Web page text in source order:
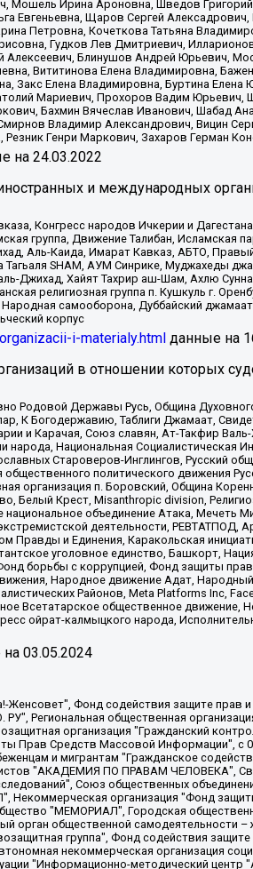
Мошель Ирина Ароновна, Шведов
Евгеньевна, Щаров Сергей
Петровна, Кочеткова Татьяна
Гудков Лев Дмитриевич,
Блинушов Андрей Юрьевич,
Вититинова Елена Владимировна,
Закс Елена Владимировна, Буртина
Мариевич, Прохоров Вадим Юрьевич,
Бахмин Вячеслав Иванович, Шабад
Владимир Александрович, Вицин
Генри Маркович, Захаров Герман
на 24.03.2022
и международных
Конгресс народов Ичкерии и
группа, Движение Талибан,
Аль-Каида, Имарат Кавказ, АБТО,
SHAM, АУМ Синрике, Муджахеды
Джихад, Хайят Тахрир аш-Шам, Ахлю
религиозная группа п. Кушкуль г.
самооборона, Дуббайский
корпус
i-materialy.html данные на
в отношении которых
Родовой Державы Русь, Община
К Богодержавию, Таблиги Джамаат,
и Карачая, Союз славян, Ат-Такфир
Национальная Социалистическая
Староверов-Инглингов, Русский
политического движения
организация п. Боровский, Община
Белый Крест, Misanthropic division,
национальное объединение Атака,
деятельности, РЕВТАТПОД,
и Единения, Каракольская
уголовное единство, Башкорт,
борьбы с коррупцией, Фонд защиты
Народное движение Адат,
Районов, Meta Platforms Inc,
Всетатарское общественное
ойрат-калмыцкого народа,
на 03.05.2024
некоммерческая организация "Институт права и публичной политики", Баданин Роман Сергеевич, Гликин Максим Александрович, Железнова Мария Михайловна, Лукьянова Юлия Сергеевна, Маетная Елизавета Витальевна, Маняхин Петр Борисович, Чуракова Ольга Владимировна, Ярош Юлия Петровна, Юридическое лицо "The Insider SIA", зарегистрированное в Риге, Латвийская Республика (дата регистрации 26.06.2015), являющееся администратором доменного имени интернет-издания "The Insider SIA", https://theins.ru, Постернак Алексей Евгеньевич, Рубин Михаил Аркадьевич, Анин Роман Александрович, Юридическое лицо Istories fonds, зарегистрированное в Латвийской Республике (регистрационный номер 50008295751, дата регистрации 24.02.2020), Великовский Дмитрий Александрович, Долинина Ирина Николаевна, Мароховская Алеся Алексеевна, Шлейнов Роман Юрьевич, Шмагун Олеся Валентиновна, Общество с ограниченной ответственностью "Альтаир 2021", Общество с ограниченной ответственностью "Вега 2021", Общество с ограниченной ответственностью "Главный редактор 2021", Общество с ограниченной ответственностью "Ромашки монолит", Важенков Артем Валерьевич, Ивановская областная общественная организация "Центр гендерных исследований", Гурман Юрий Альбертович, Медиапроект "ОВД-Инфо", Егоров Владимир Владимирович, Жилинский Владимир Александрович, Общество с ограниченной ответственностью "ЗП", Иванова София Юрьевна, Карезина Инна Павловна, Кильтау Екатерина Викторовна, Петров Алексей Викторович, Пискунов Сергей Евгеньевич, Смирнов Сергей Сергеевич, Тихонов Михаил Сергеевич, Общество с ограниченной ответственностью "ЖУРНАЛИСТ-ИНОСТРАННЫЙ АГЕНТ", Арапова Галина Юрьевна, Вольтская Татьяна Анатольевна, Американская компания "Mason G.E.S. Anonymous Foundation" (США), являющаяся владельцем интернет-издания https://mnews.world/, Компания "Stichting Bellingcat", зарегистрированная в Нидерландах (дата регистрации 11.07.2018), Захаров Андрей Вячеславович, Клепиковская Екатерина Дмитриевна, Общество с ограниченной ответственностью "МЕМО", Перл Роман Александрович, Симонов Евгений Алексеевич, Соловьева Елена Анатольевна, Сотников Даниил Владимирович, Сурначева Елизавета